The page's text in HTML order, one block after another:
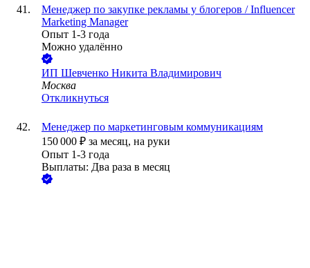
Менеджер по закупке рекламы у блогеров / Influencer
Marketing Manager
Опыт 1-3 года
Можно удалённо
ИП Шевченко Никита Владимирович
Москва
Откликнуться
Менеджер по маркетинговым коммуникациям
150 000 ₽ за месяц, на руки
Опыт 1-3 года
Выплаты: Два раза в месяц